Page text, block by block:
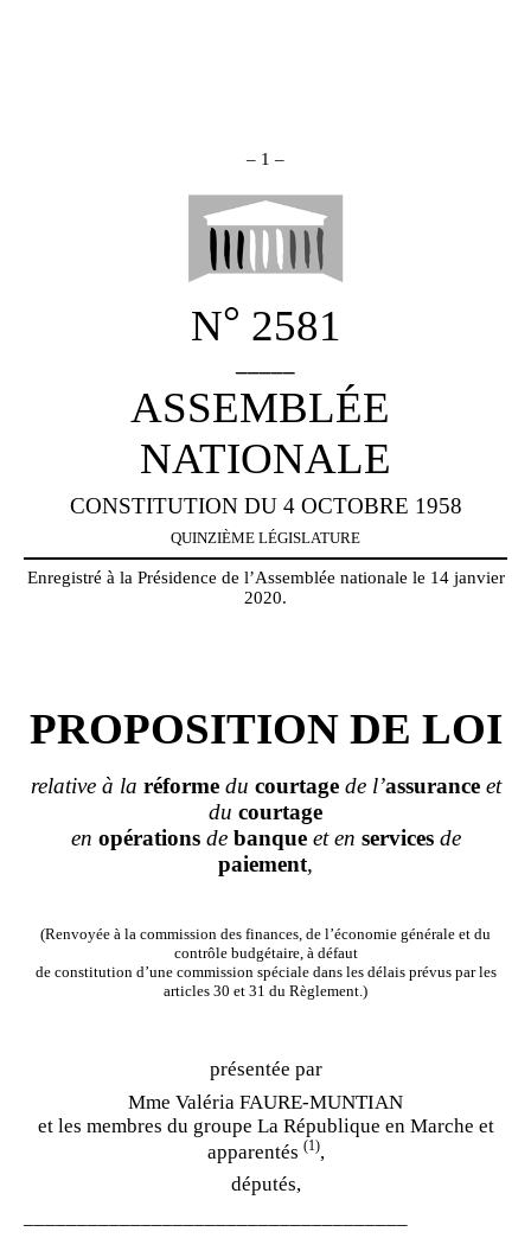
– 1 –
N° 2581
ASSEMBLÉE
NATIONALE
CONSTITUTION DU 4 OCTOBRE 1958
QUINZIÈME LÉGISLATURE
Enregistré à la Présidence de l’Assemblée nationale le 14 janvier
2020.
PROPOSITION DE LOI
relativeà la réformedu courtagede l’assuranceet
du courtage
en opérationsde banqueet en servicesde
paiement,
(Renvoyée à la commission des finances, de l’économie générale et du
contrôle budgétaire, à défaut
de constitution d’une commission spéciale dans les délais prévus par les
articles 30 et 31 du Règlement.)
présentée par
Mme Valéria FAURE‑MUNTIAN
et les membres du groupe La République en Marche et
apparentés (1),
députés,